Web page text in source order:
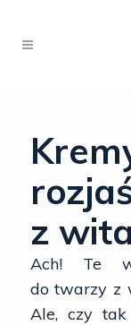
z
Ach! Te
do twarzy z
Ale, czy